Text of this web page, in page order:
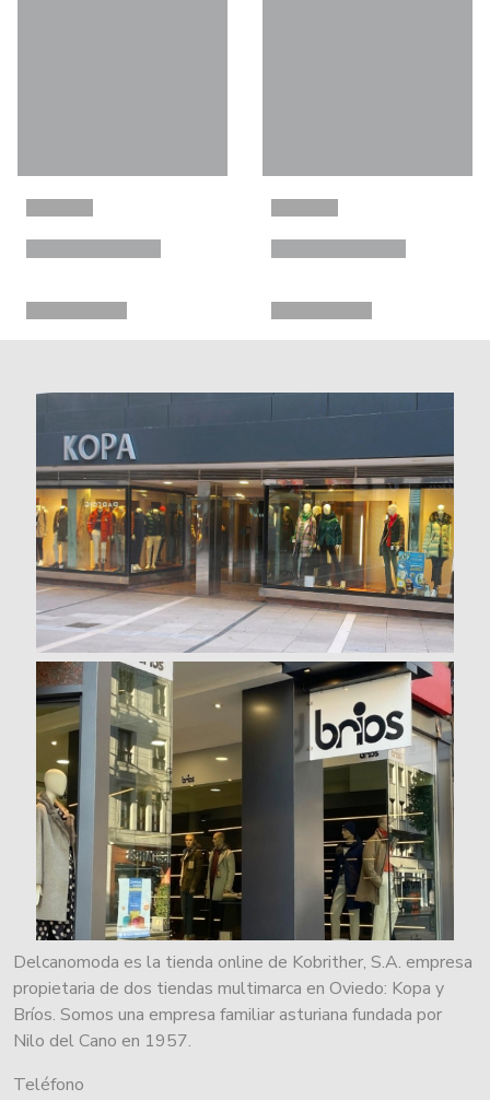
Delcanomoda es la tienda online de Kobrither, S.A. empresa
propietaria de dos tiendas multimarca en Oviedo: Kopa y
Bríos. Somos una empresa familiar asturiana fundada por
Nilo del Cano en 1957.
Teléfono